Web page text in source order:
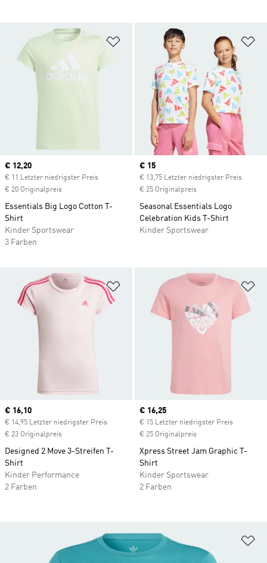
Zur Wunschliste hinzufügen
Current price
€ 12,20
€ 11 Letzter niedrigster Preis
€ 20 Originalpreis
Essentials Big Logo Cotton T-
Shirt
Kinder Sportswear
3 Farben
Current price
€ 15
€ 13,75 Letzter niedrigster Preis
€ 25 Originalpreis
Seasonal Essentials Logo
Celebration Kids T-Shirt
Kinder Sportswear
Zur Wunschliste hinzufügen
Current price
€ 16,10
€ 14,95 Letzter niedrigster Preis
€ 23 Originalpreis
Designed 2 Move 3-Streifen T-
Shirt
Kinder Performance
2 Farben
Current price
€ 16,25
€ 15 Letzter niedrigster Preis
€ 25 Originalpreis
Xpress Street Jam Graphic T-
Shirt
Kinder Sportswear
2 Farben